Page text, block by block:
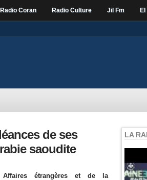
Radio Coran Radio Culture Jil Fm
de ses
saoudite
étrangères et de la
LA